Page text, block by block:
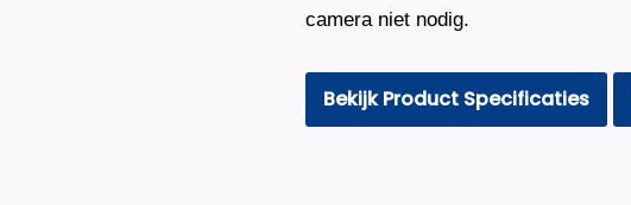
camera niet nodig.
Bekijk Product Specificaties